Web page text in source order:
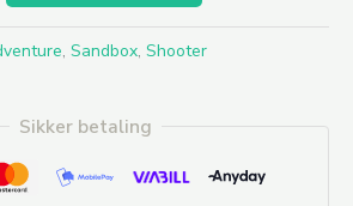
, Sandbox, Shooter
Sikker betaling